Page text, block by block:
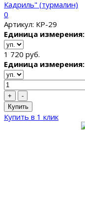
Кадриль" (турмалин)
0
Артикул: КР-29
Единица измерения:
1 720 руб.
Единица измерения:
+
-
Купить
Купить в 1 клик